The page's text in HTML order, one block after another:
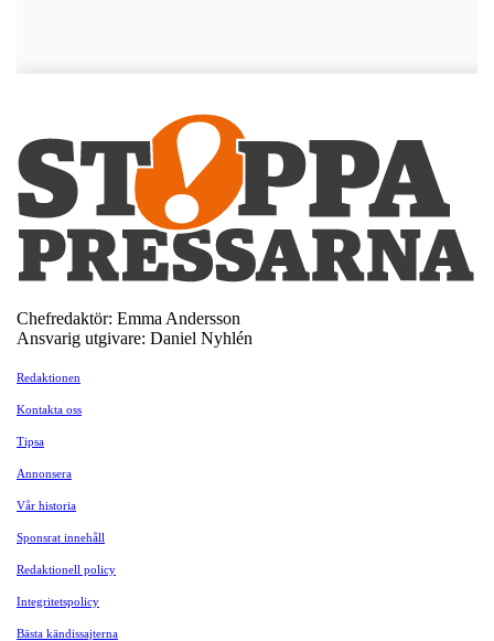
Chefredaktör: Emma Andersson
Ansvarig utgivare: Daniel Nyhlén
Redaktionen
Kontakta oss
Tipsa
Annonsera
Vår historia
Sponsrat innehåll
Redaktionell policy
Integritetspolicy
Bästa kändissajterna